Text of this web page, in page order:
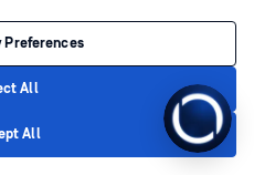
Preferences
All
All